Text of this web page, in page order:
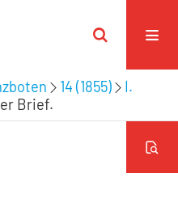
14 (1855)
I.
Brief.